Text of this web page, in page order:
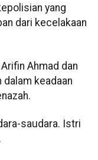
yang
dari kecelakaan
Ahmad dan
keadaan
saudara. Istri